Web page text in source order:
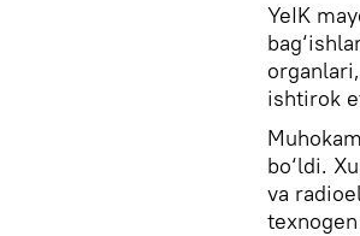
YeIK
ishtirok
bo‘ldi.
va